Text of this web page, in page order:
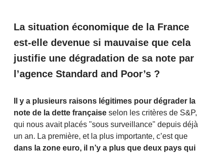
La situation économique de la France
est-elle devenue si mauvaise que cela
justifie une dégradation de sa note par
l’agence Standard and Poor’s ?
Il y a plusieurs raisons légitimes pour dégrader la
note de la dette française selon les critères de S&P,
qui nous avait placés "sous surveillance" depuis déjà
un an. La première, et la plus importante, c’est que
dans la zone euro, il n’y a plus que deux pays qui